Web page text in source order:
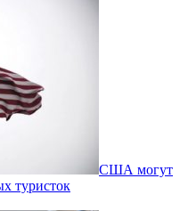
США могут
туристок